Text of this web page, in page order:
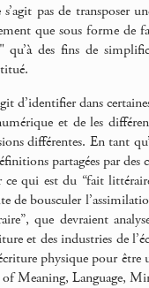
pas de transposer
que sous forme de
qu’à des fins de
d’identifier dans
et de les
différentes. En tant
partagées par des
ce qui est du “fait
de bousculer
que devraient
et des industries de
physique pour
of Meaning, Language,